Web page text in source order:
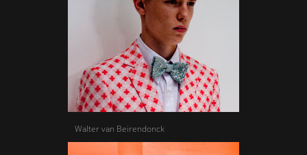
Walter van Beirendonck